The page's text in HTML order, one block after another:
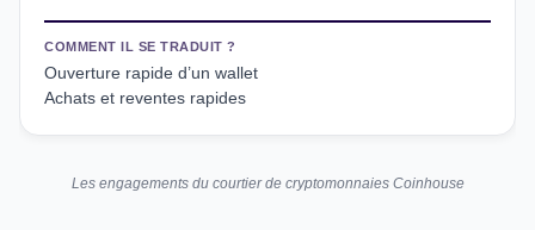
COMMENT IL SE TRADUIT ?
Ouverture rapide d’un wallet
Achats et reventes rapides
Les engagements du courtier de cryptomonnaies Coinhouse